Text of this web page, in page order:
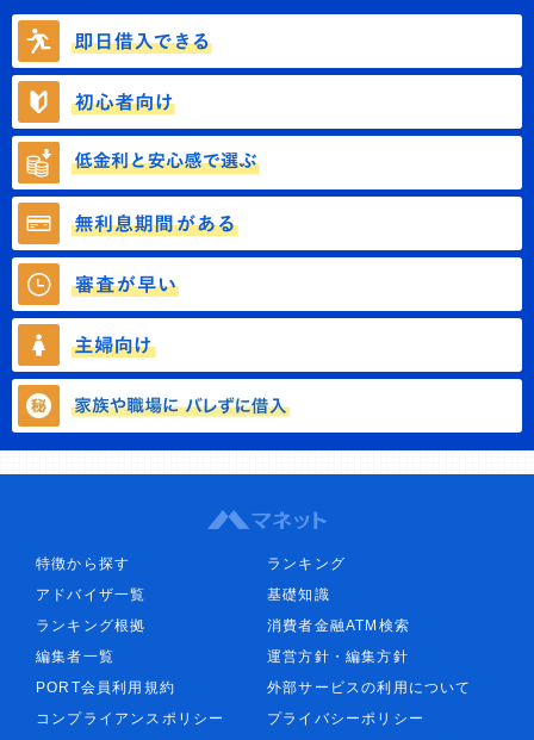
特徴から探す
ランキング
アドバイザ一覧
基礎知識
ランキング根拠
消費者金融ATM検索
編集者一覧
運営方針・編集方針
PORT会員利用規約
外部サービスの利用について
コンプライアンスポリシー
プライバシーポリシー